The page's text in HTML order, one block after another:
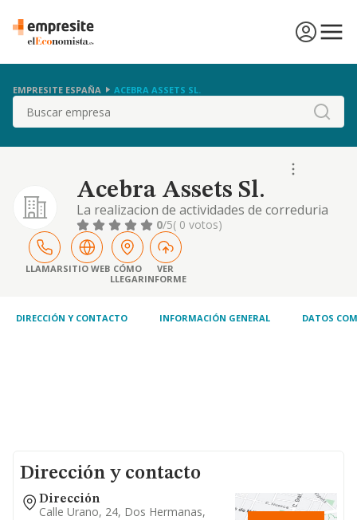
EMPRESITE ESPAÑA ACEBRA ASSETS SL.
Buscar
Acebra Assets Sl.
La realizacion de actividades de correduria
de seguros.
0/5( 0 votos)
LLAMARSITIO WEB CÓMO
LLEGAR
VER
INFORME
DIRECCIÓN Y CONTACTO INFORMACIÓN GENERAL DATOS
Dirección y contacto
Dirección
Calle Urano, 24, Dos Hermanas,